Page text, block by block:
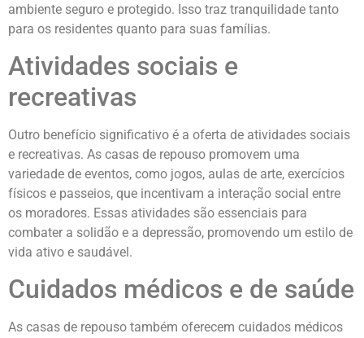
ambiente seguro e protegido. Isso traz tranquilidade tanto
para os residentes quanto para suas famílias.
Atividades sociais e
recreativas
Outro benefício significativo é a oferta de atividades sociais
e recreativas. As casas de repouso promovem uma
variedade de eventos, como jogos, aulas de arte, exercícios
físicos e passeios, que incentivam a interação social entre
os moradores. Essas atividades são essenciais para
combater a solidão e a depressão, promovendo um estilo de
vida ativo e saudável.
Cuidados médicos e de saúde
As casas de repouso também oferecem cuidados médicos